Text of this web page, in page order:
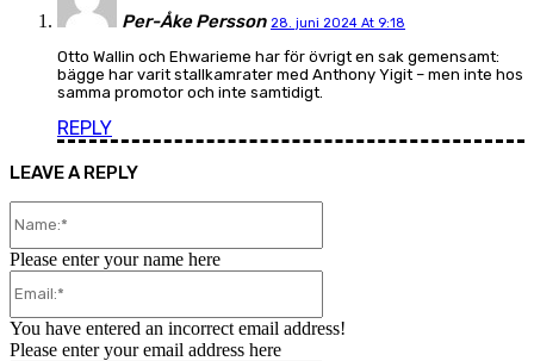
Per-Åke Persson 28. juni 2024 At 9:18
Otto Wallin och Ehwarieme har för övrigt en sak gemensamt:
bägge har varit stallkamrater med Anthony Yigit – men inte hos
samma promotor och inte samtidigt.
REPLY
LEAVE A REPLY
Please enter your name here
You have entered an incorrect email address!
Please enter your email address here